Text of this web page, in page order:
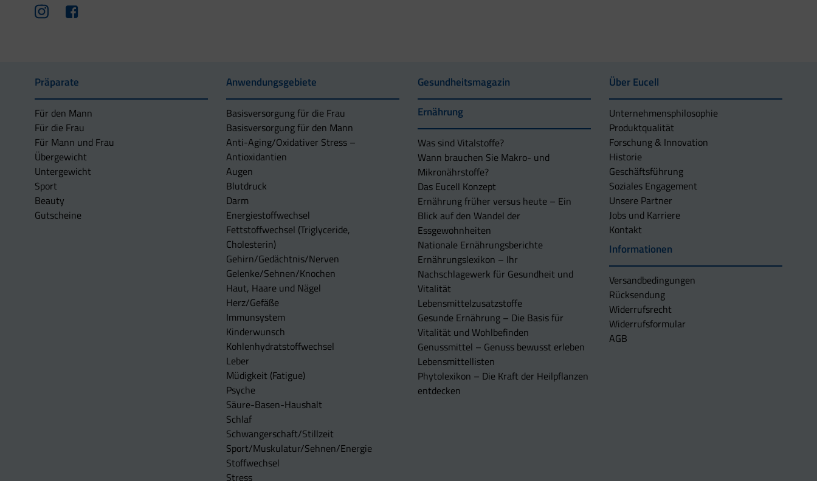
Präparate
Für den Mann
Für die Frau
Für Mann und Frau
Übergewicht
Untergewicht
Sport
Beauty
Gutscheine
Anwendungsgebiete
Basisversorgung für die Frau
Basisversorgung für den Mann
Anti-Aging/Oxidativer Stress –
Antioxidantien
Augen
Blutdruck
Darm
Energiestoffwechsel
Fettstoffwechsel (Triglyceride,
Cholesterin)
Gehirn/Gedächtnis/Nerven
Gelenke/Sehnen/Knochen
Haut, Haare und Nägel
Herz/Gefäße
Immunsystem
Kinderwunsch
Kohlenhydratstoffwechsel
Leber
Müdigkeit (Fatigue)
Psyche
Säure-Basen-Haushalt
Schlaf
Schwangerschaft/Stillzeit
Sport/Muskulatur/Sehnen/Energie
Stoffwechsel
Stress
Gesundheitsmagazin
Ernährung
Was sind Vitalstoffe?
Wann brauchen Sie Makro- und
Mikronährstoffe?
Das Eucell Konzept
Ernährung früher versus heute – Ein
Blick auf den Wandel der
Essgewohnheiten
Nationale Ernährungsberichte
Ernährungslexikon – Ihr
Nachschlagewerk für Gesundheit und
Vitalität
Lebensmittelzusatzstoffe
Gesunde Ernährung – Die Basis für
Vitalität und Wohlbefinden
Genussmittel – Genuss bewusst erleben
Lebensmittellisten
Phytolexikon – Die Kraft der Heilpflanzen
entdecken
Über Eucell
Unternehmens­philosophie
Produktqualität
Forschung & Innovation
Historie
Geschäftsführung
Soziales Engagement
Unsere Partner
Jobs und Karriere
Kontakt
Informationen
Versandbedingungen
Rücksendung
Widerrufsrecht
Widerrufsformular
AGB